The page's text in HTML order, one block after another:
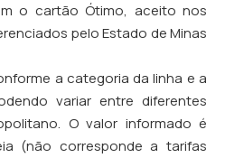
o cartão Ótimo, aceito nos
pelo Estado de Minas
a categoria da linha e a
variar entre diferentes
O valor informado é
(não corresponde a tarifas